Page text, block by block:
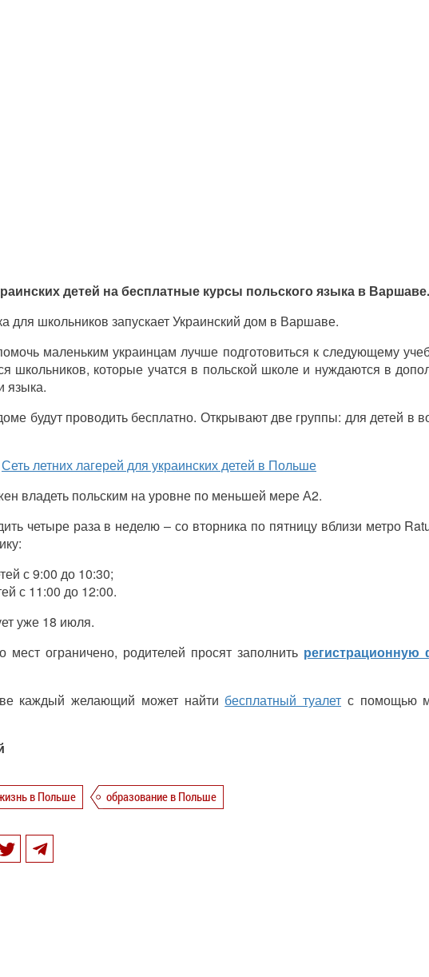
детей на бесплатные курсы польского языка в Варшаве.
для школьников запускает Украинский дом в Варшаве.
маленьким украинцам лучше подготовиться к следующему
школьников, которые учатся в польской школе и нуждаются в
языка.
будут проводить бесплатно. Открывают две группы: для детей в
Сеть летних лагерей для украинских детей в Польше
владеть польским на уровне по меньшей мере А2.
четыре раза в неделю – со вторника по пятницу вблизи метро
с 9:00 до 10:30;
с 11:00 до 12:00.
уже 18 июля.
мест ограничено, родителей просят заполнить регистрационную
каждый желающий может найти бесплатный туалет с помощью
в Польше образование в Польше